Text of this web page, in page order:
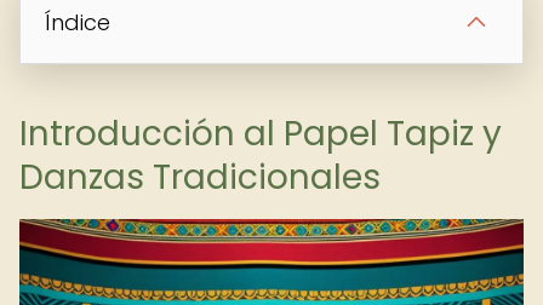
Índice
Introducción al Papel Tapiz y
Danzas Tradicionales